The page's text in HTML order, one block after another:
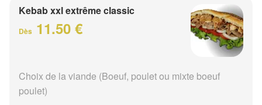
Kebab xxl extrême classic
Dès 11.50 €
Choix de la viande (Boeuf, poulet ou mixte boeuf
poulet)